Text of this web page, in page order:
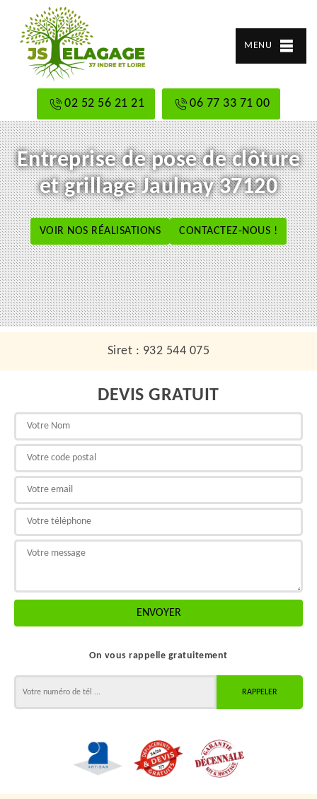
MENU
02 52 56 21 21 06 77 33 71 00
Entreprise de pose de clôture
et grillage Jaulnay 37120
VOIR NOS RÉALISATIONS CONTACTEZ-NOUS !
Siret : 932 544 075
DEVIS GRATUIT
On vous rappelle gratuitement